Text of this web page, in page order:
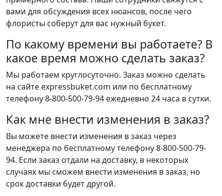
вами для обсуждения всех нюансов, после чего
флористы соберут для вас нужный букет.
По какому времени вы работаете? В
какое время можно сделать заказ?
Мы работаем круглосуточно. Заказ можно сделать
на сайте expressbuket.com или по бесплатному
телефону 8-800-500-79-94 ежедневно 24 часа в сутки.
Как мне внести изменения в заказ?
Вы можете внести изменения в заказ через
менеджера по бесплатному телефону 8-800-500-79-
94. Если заказ отдали на доставку, в некоторых
случаях мы сможем внести изменения в заказ, но
срок доставки будет другой.